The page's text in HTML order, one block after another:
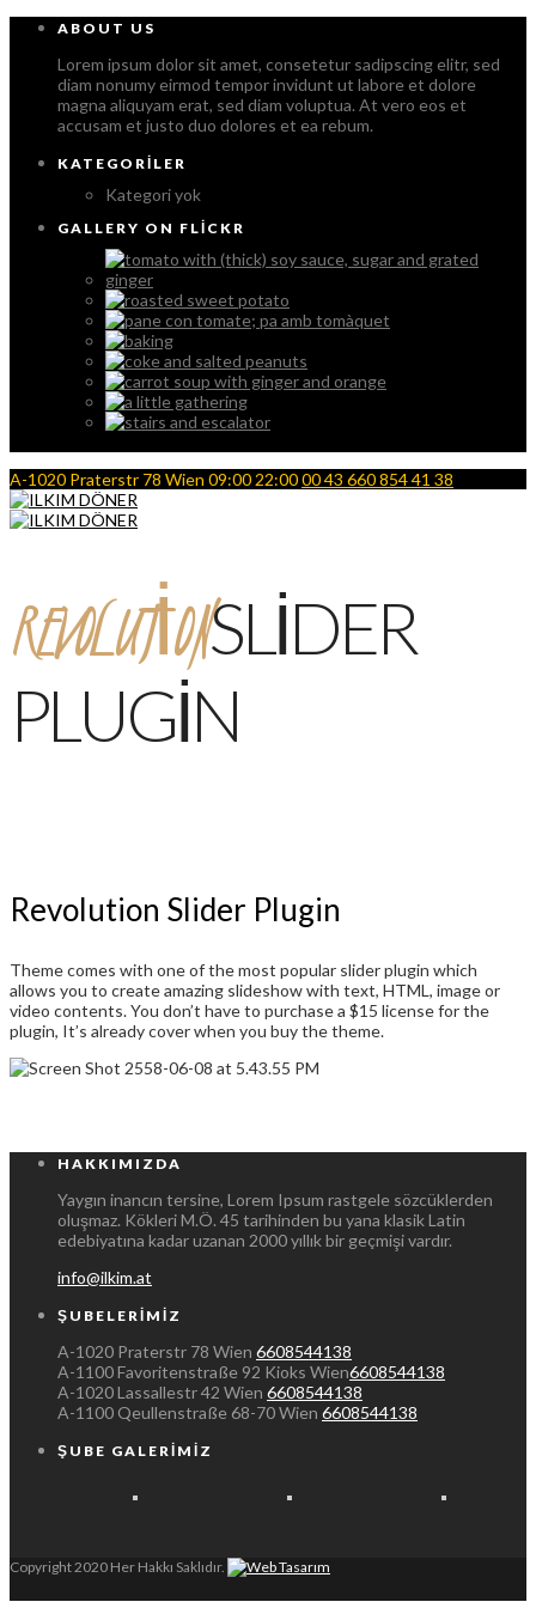
ABOUT US
Lorem ipsum dolor sit amet, consetetur sadipscing elitr, sed
diam nonumy eirmod tempor invidunt ut labore et dolore
magna aliquyam erat, sed diam voluptua. At vero eos et
accusam et justo duo dolores et ea rebum.
KATEGORILER
Kategori yok
GALLERY ON FLICKR
A-1020 Praterstr 78 Wien 09:00 22:0000 43 660 854 41 38
REVOLUTIONSLIDER
PLUGIN
Revolution Slider Plugin
Theme comes with one of the most popular slider plugin which
allows you to create amazing slideshow with text, HTML, image or
video contents. You don’t have to purchase a $15 license for the
plugin, It’s already cover when you buy the theme.
HAKKIMIZDA
Yaygın inancın tersine, Lorem Ipsum rastgele sözcüklerden
oluşmaz. Kökleri M.Ö. 45 tarihinden bu yana klasik Latin
edebiyatına kadar uzanan 2000 yıllık bir geçmişi vardır.
info@ilkim.at
ŞUBELERIMIZ
A-1020 Praterstr 78 Wien 6608544138
A-1100 Favoritenstraße 92 Kioks Wien6608544138
A-1020 Lassallestr 42 Wien 6608544138
A-1100 Qeullenstraße 68-70 Wien 6608544138
ŞUBE GALERIMIZ
Copyright 2020 Her Hakkı Saklıdır.